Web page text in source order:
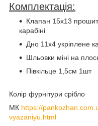
Комплектація:
Клапан 15х13
карабіні
Дно 11х4 укріплене
Шльовки міні на
Півкільце 1,5см 1шт
Колір фурнітури срібло
МК https://
vyazaniyu.html